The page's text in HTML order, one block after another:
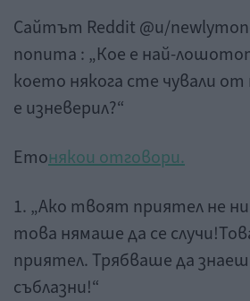
Сайтът Reddit @u/
попита : „Кое е най-
което някога сте чували
е изневерил?“
Етонякои отговори.
1. „Ако твоят приятел не
това нямаше да се
приятел. Трябваше да
съблазни!“